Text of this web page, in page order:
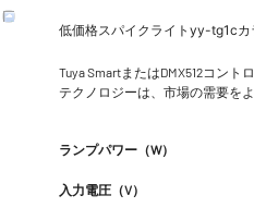
低価格スパイクライトyy-tg1c
Tuya SmartまたはDMX512コン
テクノロジーは、市場の需要を
ランプパワー（W）
入力電圧（V）